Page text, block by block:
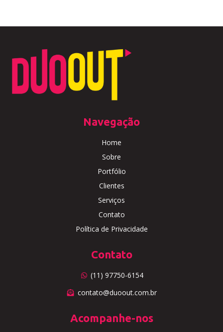
Navegação
Home
Sobre
Portfólio
Clientes
Serviços
Contato
Política de Privacidade
Contato
(11) 97750-6154
contato@duoout.com.br
Acompanhe-nos